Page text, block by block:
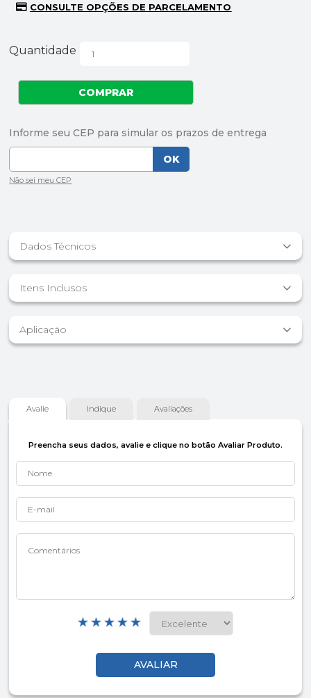
Quantidade
Dados Técnicos
Itens Inclusos
Aplicação
Avalie Indique Avaliações
Preencha seus dados, avalie e clique no botão Avaliar Produto.